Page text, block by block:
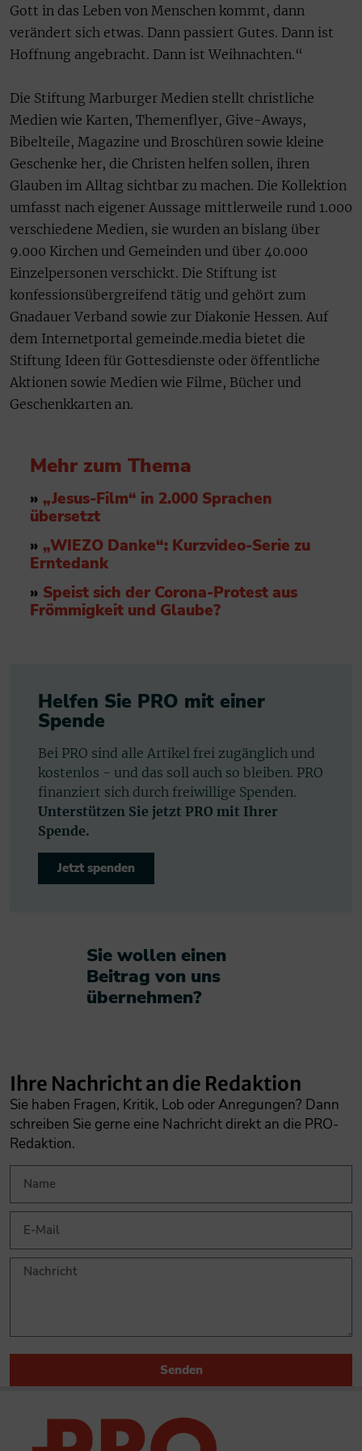
Gott in das Leben von Menschen kommt, dann
verändert sich etwas. Dann passiert Gutes. Dann ist
Hoffnung angebracht. Dann ist Weihnachten.“
Die Stiftung Marburger Medien stellt christliche
Medien wie Karten, Themenflyer, Give-Aways,
Bibelteile, Magazine und Broschüren sowie kleine
Geschenke her, die Christen helfen sollen, ihren
Glauben im Alltag sichtbar zu machen. Die Kollektion
umfasst nach eigener Aussage mittlerweile rund 1.000
verschiedene Medien, sie wurden an bislang über
9.000 Kirchen und Gemeinden und über 40.000
Einzelpersonen verschickt. Die Stiftung ist
konfessionsübergreifend tätig und gehört zum
Gnadauer Verband sowie zur Diakonie Hessen. Auf
dem Internetportal gemeinde.media bietet die
Stiftung Ideen für Gottesdienste oder öffentliche
Aktionen sowie Medien wie Filme, Bücher und
Geschenkkarten an.
Mehr zum Thema
» „Jesus-Film“ in 2.000 Sprachen
übersetzt
» „WIEZO Danke“: Kurzvideo-Serie zu
Erntedank
» Speist sich der Corona-Protest aus
Frömmigkeit und Glaube?
Helfen Sie PRO mit einer
Spende
Bei PRO sind alle Artikel frei zugänglich und
kostenlos - und das soll auch so bleiben. PRO
finanziert sich durch freiwillige Spenden.
Unterstützen Sie jetzt PRO mit Ihrer
Spende.
Jetzt spenden
Sie wollen einen
Beitrag von uns
übernehmen?​
Ihre Nachricht an die Redaktion
Sie haben Fragen, Kritik, Lob oder Anregungen? Dann
schreiben Sie gerne eine Nachricht direkt an die PRO-
Redaktion.
Senden